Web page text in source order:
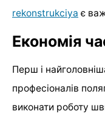
rekonstrukciya є
Економія
Перш і
професіоналів
виконати роботу